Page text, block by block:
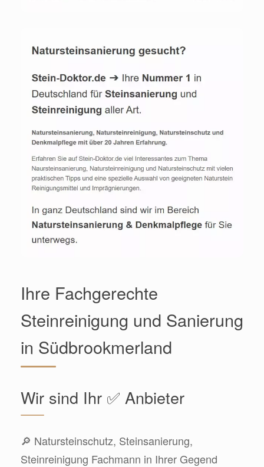
Ihre Fachgerechte
Steinreinigung und Sanierung
in Südbrookmerland
Wir sind Ihr ✅ Anbieter
🔎 Natursteinschutz, Steinsanierung,
Steinreinigung Fachmann in Ihrer Gegend